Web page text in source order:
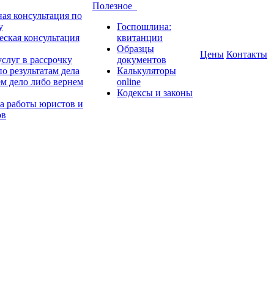
консультация по
консультация
в рассрочку
результатам дела
дело либо вернем
работы юристов и
Полезное
Госпошлина:
квитанции
Образцы
документов
Калькуляторы
online
Кодексы и законы
Цены Контакты